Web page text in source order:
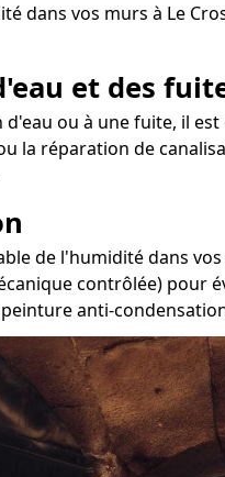
dans vos murs à Le
et des
ou à une fuite, il
la réparation de
de l'humidité dans
contrôlée)
anti-